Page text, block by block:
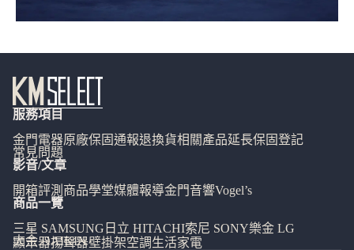
服務項目
金門電器原廠保固通報退換貨相關產品延長保固登記
常見問題
影音/文章
開箱評測 商品學堂媒體報導金門音響Vogel’s
商品一覽
三星 SAMSUNG 日立 HITACHI索尼 SONY樂金 LG
大金 DAIKIN
顯示器揚聲器壁掛架空調生活家電